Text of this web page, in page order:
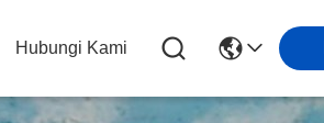
Hubungi Kami